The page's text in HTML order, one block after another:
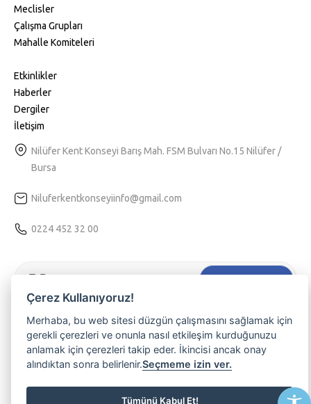
Meclisler
Çalışma Grupları
Mahalle Komiteleri
Etkinlikler
Haberler
Dergiler
İletişim
Nilüfer Kent Konseyi Barış Mah. FSM Bulvarı No.15 Nilüfer /
Bursa
Niluferkentkonseyiinfo@gmail.com
0224 452 32 00
Hemen Kaydol
Tarafıma kişiselleştirilmiş bir hizmet sunulabilmesi için
aydınlatma
metnini kabul ediyorum.
Nilüferli olmanın ayrıcalığını yaşamak, etkinliklerimizden haberdar
olmak ve üyemiz olmak isterseniz lütfen e-posta adresinizi
yazınız
Çerez Kullanıyoruz!
Merhaba, bu web sitesi düzgün çalışmasını sağlamak için
gerekli çerezleri ve onunla nasıl etkileşim kurduğunuzu
anlamak için çerezleri takip eder. İkincisi ancak onay
alındıktan sonra belirlenir.Seçmeme izin ver.
Tümünü Kabul Et!